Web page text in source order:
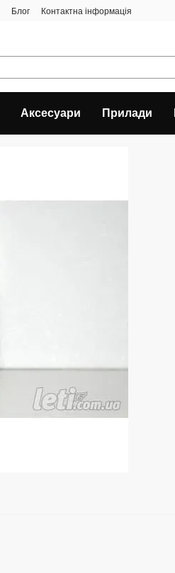
Блог Контактна інформація
Аксесуари Прилади